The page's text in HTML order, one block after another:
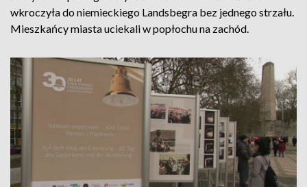
wkroczyła do niemieckiego Landsbegra bez jednego strzału.
Mieszkańcy miasta uciekali w popłochu na zachód.